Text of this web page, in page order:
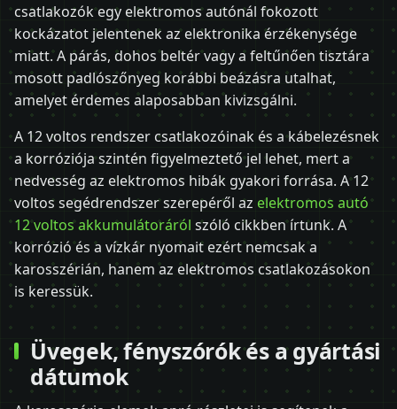
csatlakozók egy elektromos autónál fokozott
kockázatot jelentenek az elektronika érzékenysége
miatt. A párás, dohos beltér vagy a feltűnően tisztára
mosott padlószőnyeg korábbi beázásra utalhat,
amelyet érdemes alaposabban kivizsgálni.
A 12 voltos rendszer csatlakozóinak és a kábelezésnek
a korróziója szintén figyelmeztető jel lehet, mert a
nedvesség az elektromos hibák gyakori forrása. A 12
voltos segédrendszer szerepéről az elektromos autó
12 voltos akkumulátoráról szóló cikkben írtunk. A
korrózió és a vízkár nyomait ezért nemcsak a
karosszérián, hanem az elektromos csatlakozásokon
is keressük.
Üvegek, fényszórók és a gyártási
dátumok